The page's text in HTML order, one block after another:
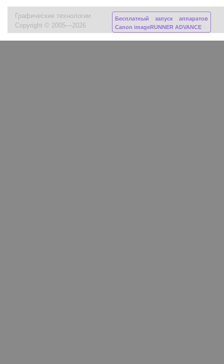
Графические технологии
Copyright © 2005—2026
Бесплатный запуск аппаратов
Canon imageRUNNER ADVANCE